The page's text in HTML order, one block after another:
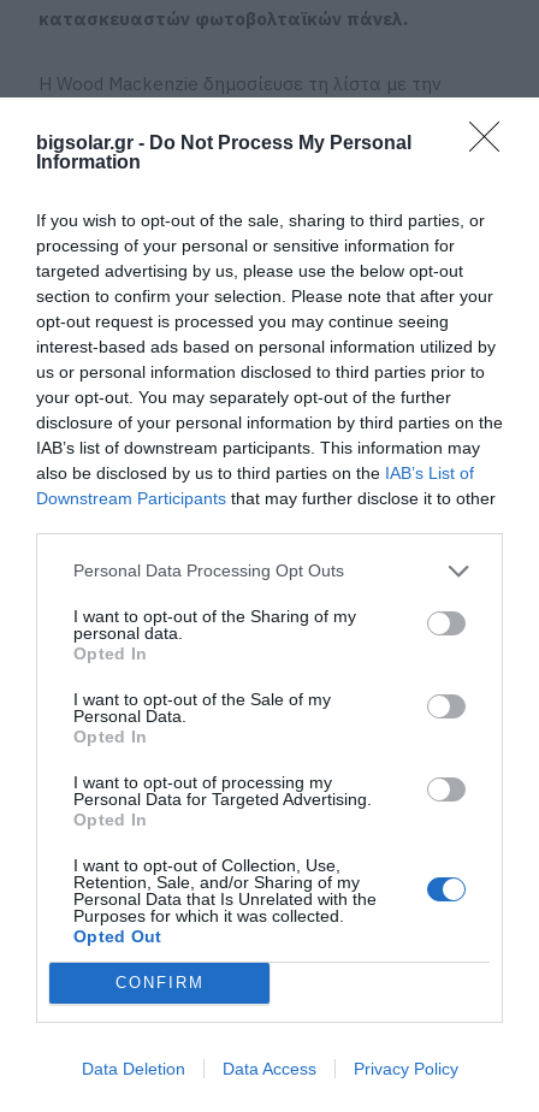
bigsolar.gr - Do Not Process My Personal
Information
If you wish to opt-out of the sale, sharing to third parties, or
processing of your personal or sensitive information for
targeted advertising by us, please use the below opt-out
section to confirm your selection. Please note that after your
opt-out request is processed you may continue seeing
interest-based ads based on personal information utilized by
us or personal information disclosed to third parties prior to
your opt-out. You may separately opt-out of the further
disclosure of your personal information by third parties on the
IAB’s list of downstream participants. This information may
also be disclosed by us to third parties on the IAB’s List of
Downstream Participants that may further disclose it to other
Personal Data Processing Opt Outs
I want to opt-out of the Sharing of my
personal data.
Opted In
I want to opt-out of the Sale of my
Personal Data.
Opted In
I want to opt-out of processing my
Personal Data for Targeted Advertising.
Opted In
I want to opt-out of Collection, Use,
Retention, Sale, and/or Sharing of my
Personal Data that Is Unrelated with the
Purposes for which it was collected.
Opted Out
CONFIRM
Data Deletion Data Access Privacy Policy
κατασκευαστών φωτοβολταϊκών πάνελ.
Η Wood Mackenzie δημοσίευσε τη λίστα με την
για το 2023. Η εταιρεία αξιολόγησε 30
κατασκευής, παραγωγική ικανότητα, καθετοποίηση
παραγωγής, ποσοστά χρήσης δυναμικότητας,
ωριμότητα τεχνολογίας, R&D, οικονομικές
καταστάσεις, συμμόρφωση με τα κριτήρια ESG,
εταιρική κοινωνική ευθύνη (CSR) και διαθεσιμότητα
πιστοποιήσεων τρίτων.
Η JA Solar πήρε την πρώτη θέση στην κατάταξη με
βαθμολογία 82,9, ακολουθούμενη από την Trina Solar
με 81,7, την JinkoSolar με 80,8, την Canadian Solar με
78,5 και τις Longi και Risen που μοιράζονται την
πέμπτη θέση με 78,0. Τις άλλες έξι θέσεις κατέλαβαν
Qcells με 75,8, DMEGC με 74,1, Elite Solar με 71,4 και
Boviet Solar με 71,2.
Πηγή:https://www.pv-magazine.com
Προϊο
ντα
βολταϊ
κά
Φορτι
Λύσεις
About
Όροι
Blog
Επικοινωνία
Εγγραφή στο
Newsletter
μας.
Μετάβαση